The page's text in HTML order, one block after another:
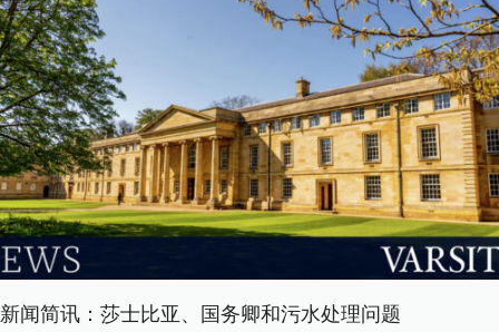
新闻简讯：莎士比亚、国务卿和污水处理问题